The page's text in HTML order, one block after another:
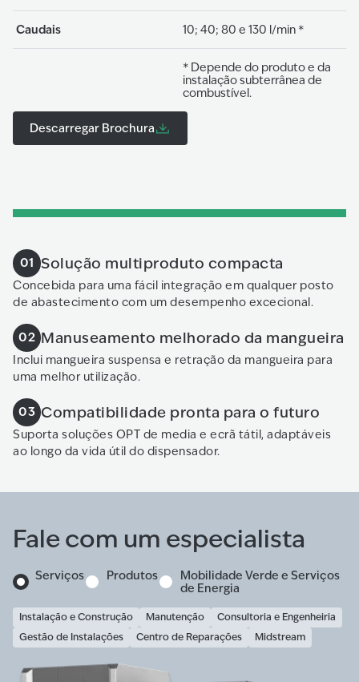
Caudais 10; 40; 80 e 130 l/min *
* Depende do produto e da
instalação subterrânea de
combustível.
Descarregar Brochura
01 Solução multiproduto compacta
Concebida para uma fácil integração em qualquer posto
de abastecimento com um desempenho excecional.
02 Manuseamento melhorado da mangueira
Inclui mangueira suspensa e retração da mangueira para
uma melhor utilização.
03 Compatibilidade pronta para o futuro
Suporta soluções OPT de media e ecrã tátil, adaptáveis
ao longo da vida útil do dispensador.
Fale com um especialista
Serviços Produtos
Mobilidade Verde e Serviços
de Energia
Instalação e Construção Manutenção
Consultoria e Engenheiria
Gestão de Instalações
Centro de Reparações Midstream